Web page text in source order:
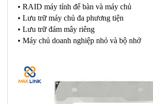
• RAID máy tính để bàn và máy chủ
• Lưu trữ máy chủ đa phương tiện
• Lưu trữ đám mây riêng
• Máy chủ doanh nghiệp nhỏ và bộ nhớ